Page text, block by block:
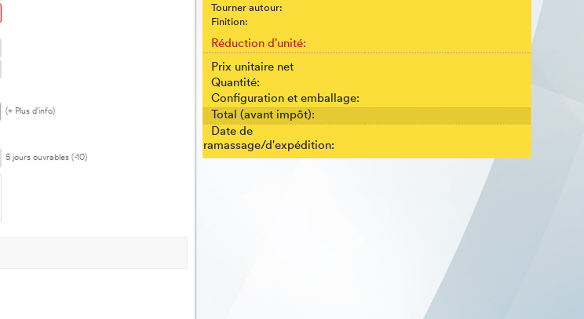
(+ Plus d'info)
5 jours ouvrables (-10)
Tourner autour:
Finition:
Réduction d'unité:
Prix unitaire net
Quantité:
Configuration et emballage:
Total (avant impôt):
Date de
ramassage/d'expédition: